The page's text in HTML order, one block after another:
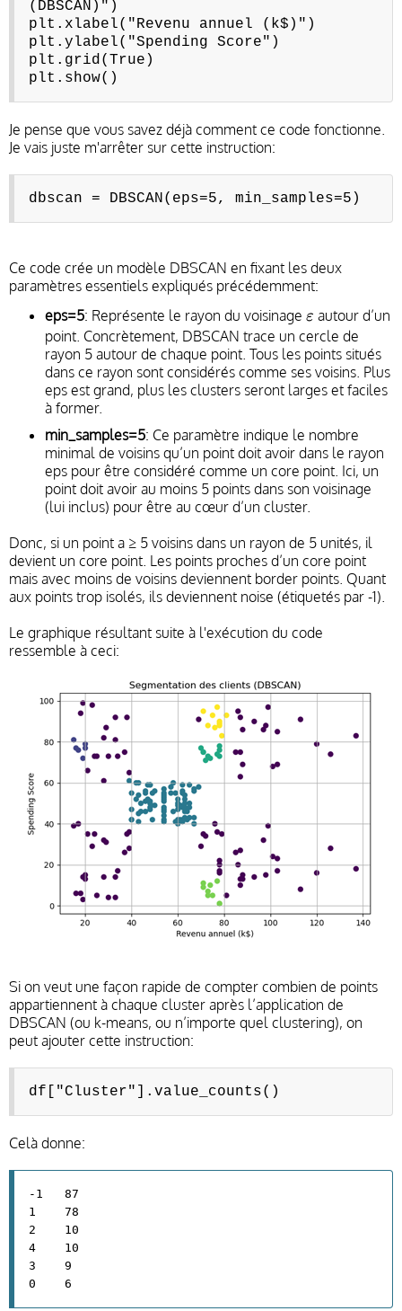
(DBSCAN)")
plt.xlabel("Revenu annuel (k$)")
plt.ylabel("Spending Score")
plt.grid(True)
plt.show()
Je pense que vous savez déjà comment ce code fonctionne.
Je vais juste m'arrêter sur cette instruction:
dbscan = DBSCAN(eps=5, min_samples=5)
Ce code crée un modèle DBSCAN en fixant les deux
paramètres essentiels expliqués précédemment:
eps=5: Représente le rayon du voisinage ε
ε autour d’un
point. Concrètement, DBSCAN trace un cercle de
rayon 5 autour de chaque point. Tous les points situés
dans ce rayon sont considérés comme ses voisins. Plus
eps est grand, plus les clusters seront larges et faciles
à former.
min_samples=5: Ce paramètre indique le nombre
minimal de voisins qu’un point doit avoir dans le rayon
eps pour être considéré comme un core point. Ici, un
point doit avoir au moins 5 points dans son voisinage
(lui inclus) pour être au cœur d’un cluster.
Donc, si un point a ≥ 5 voisins dans un rayon de 5 unités, il
devient un core point. Les points proches d’un core point
mais avec moins de voisins deviennent border points. Quant
aux points trop isolés, ils deviennent noise (étiquetés par -1).
Le graphique résultant suite à l'exécution du code
ressemble à ceci:
Si on veut une façon rapide de compter combien de points
appartiennent à chaque cluster après l’application de
DBSCAN (ou k-means, ou n’importe quel clustering), on
peut ajouter cette instruction:
df["Cluster"].value_counts()
Celà donne:
-1 87
1 78
2 10
4 10
3 9
0 6